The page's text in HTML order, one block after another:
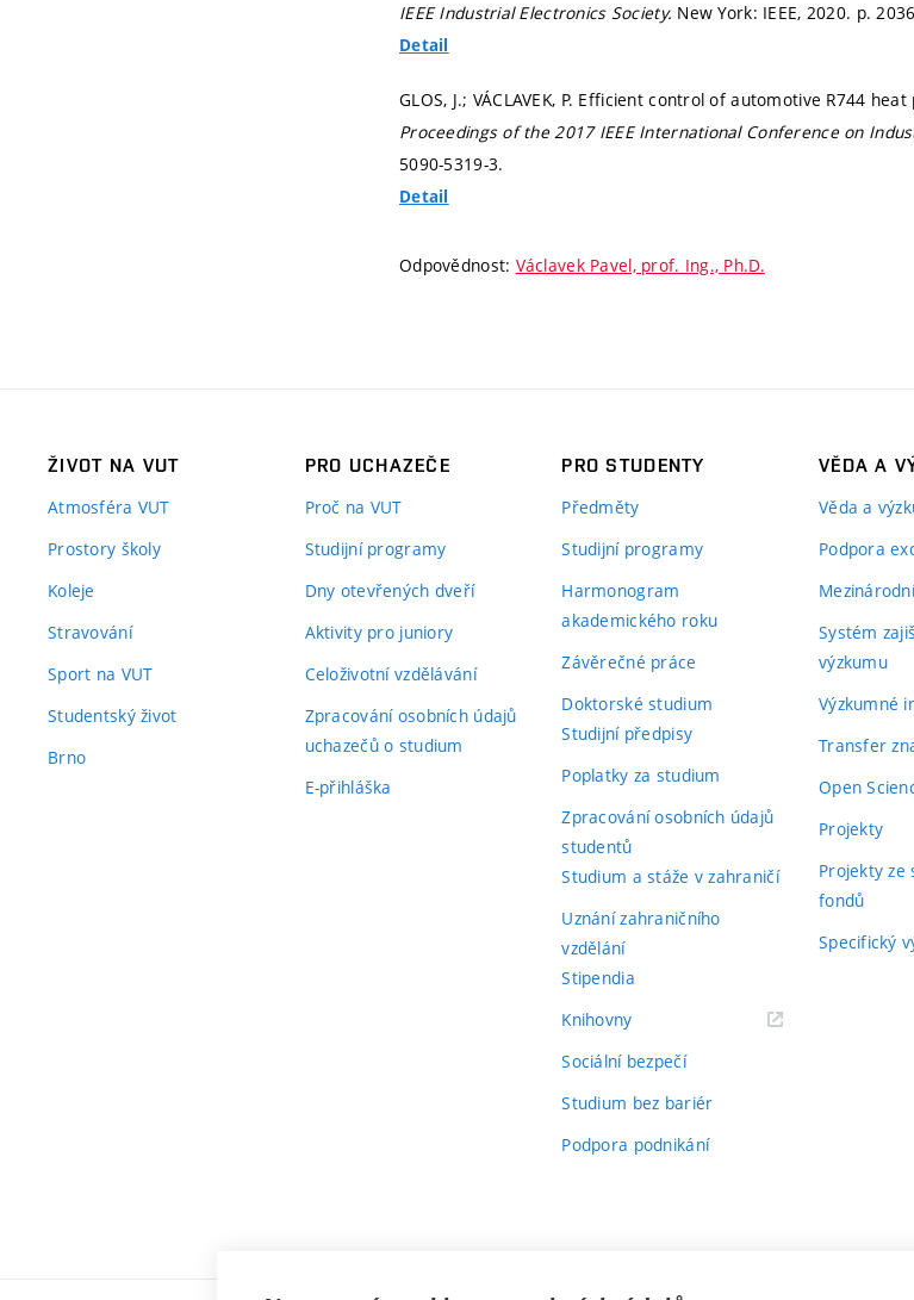
IEEE Industrial Electronics Society. New York: IEEE, 2020. p.
Detail
GLOS, J.; VÁCLAVEK, P. Efficient control of automotive R744
Proceedings of the 2017 IEEE International Conference on
5090-5319-3.
Detail
Odpovědnost: Václavek Pavel, prof. Ing., Ph.D.
ŽIVOT NA VUT
Atmosféra VUT
Prostory školy
Koleje
Stravování
Sport na VUT
Studentský život
Brno
PRO UCHAZEČE
Proč na VUT
Studijní programy
Dny otevřených dveří
Aktivity pro juniory
Celoživotní vzdělávání
Zpracování osobních údajů
uchazečů o studium
E-přihláška
PRO STUDENTY
Předměty
Studijní programy
Harmonogram
akademického roku
Závěrečné práce
Doktorské studium
Studijní předpisy
Poplatky za studium
Zpracování osobních údajů
studentů
Studium a stáže v zahraničí
Uznání zahraničního
vzdělání
Stipendia
Knihovny(externí
Sociální bezpečí
Studium bez bariér
Podpora podnikání
VĚDA A
Věda a
Podpora
Systém
výzkumu
Výzkumné
Transfer
Open
Projekty
Projekty
fondů
Specifický